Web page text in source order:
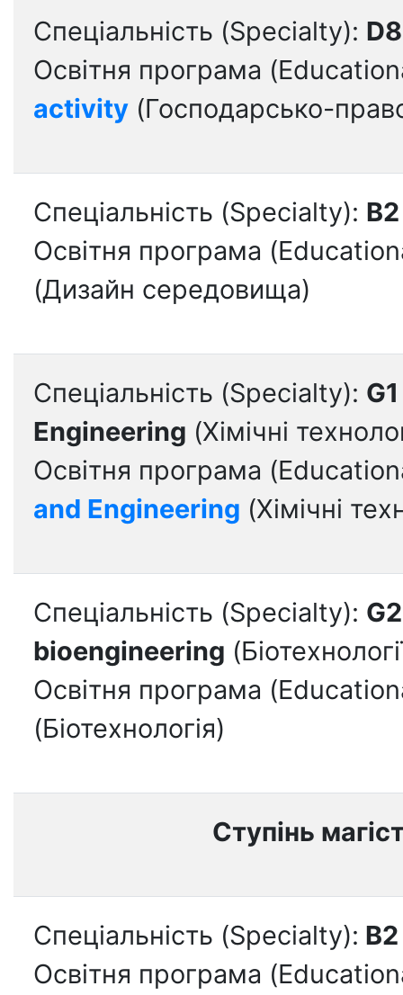
Спеціальність (Specialty):
Освітня програма
activity(Господарсько-
Спеціальність (Specialty):
Освітня програма
(Дизайн середовища)
Спеціальність (Specialty):
Engineering (Хімічні
Освітня програма
and Engineering (Хімічні
Спеціальність (Specialty):
bioengineering
Освітня програма
(Біотехнологія)
Ступінь
Спеціальність (Specialty):
Освітня програма